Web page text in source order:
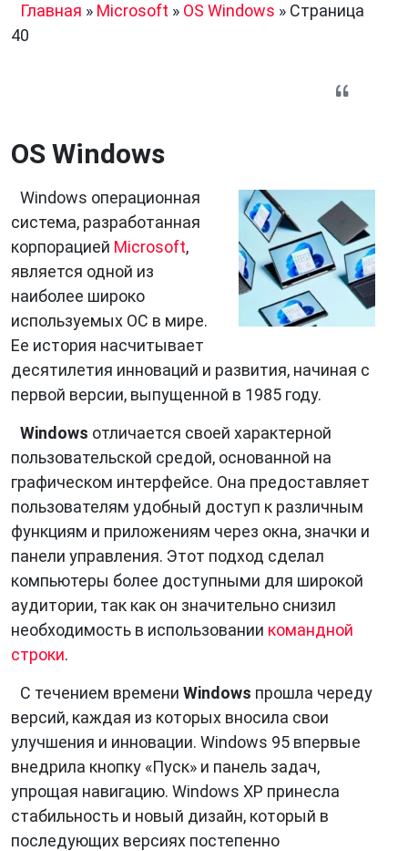
Главная » Microsoft » OS Windows » Страница
40
OS Windows
Windows операционная
система, разработанная
корпорацией Microsoft,
является одной из
наиболее широко
используемых ОС в мире.
Ее история насчитывает
десятилетия инноваций и развития, начиная с
первой версии, выпущенной в 1985 году.
Windows отличается своей характерной
пользовательской средой, основанной на
графическом интерфейсе. Она предоставляет
пользователям удобный доступ к различным
функциям и приложениям через окна, значки и
панели управления. Этот подход сделал
компьютеры более доступными для широкой
аудитории, так как он значительно снизил
необходимость в использовании командной
строки.
С течением времени Windows прошла череду
версий, каждая из которых вносила свои
улучшения и инновации. Windows 95 впервые
внедрила кнопку «Пуск» и панель задач,
упрощая навигацию. Windows XP принесла
стабильность и новый дизайн, который в
последующих версиях постепенно